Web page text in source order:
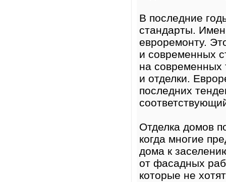
В последние
стандарты.
евроремонту.
и современных
на современных
и отделки.
последних
Отделка домов
когда многие
дома к
от фасадных
которые не